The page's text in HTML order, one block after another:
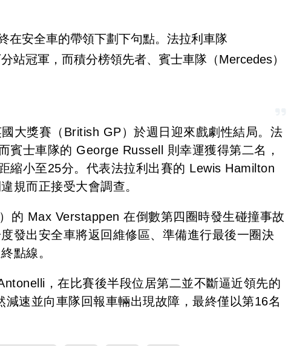
在安全車的帶領下劃下句點。法拉利車隊
站冠軍，而積分榜領先者、賓士車隊（Mercedes）
大獎賽（British GP）於週日迎來戲劇性結局。法
士車隊的 George Russell 則幸運獲得第二名，
縮小至25分。代表法拉利出賽的 Lewis Hamilton
規而正接受大會調查。
的 Max Verstappen 在倒數第四圈時發生碰撞事故
發出安全車將返回維修區、準備進行最後一圈決
點線。
，在比賽後半段位居第二並不斷逼近領先的
速並向車隊回報車輛出現故障，最終僅以第16名